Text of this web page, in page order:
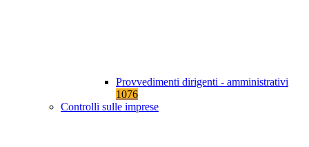
Provvedimenti dirigenti - amministrativi
1076
Controlli sulle imprese